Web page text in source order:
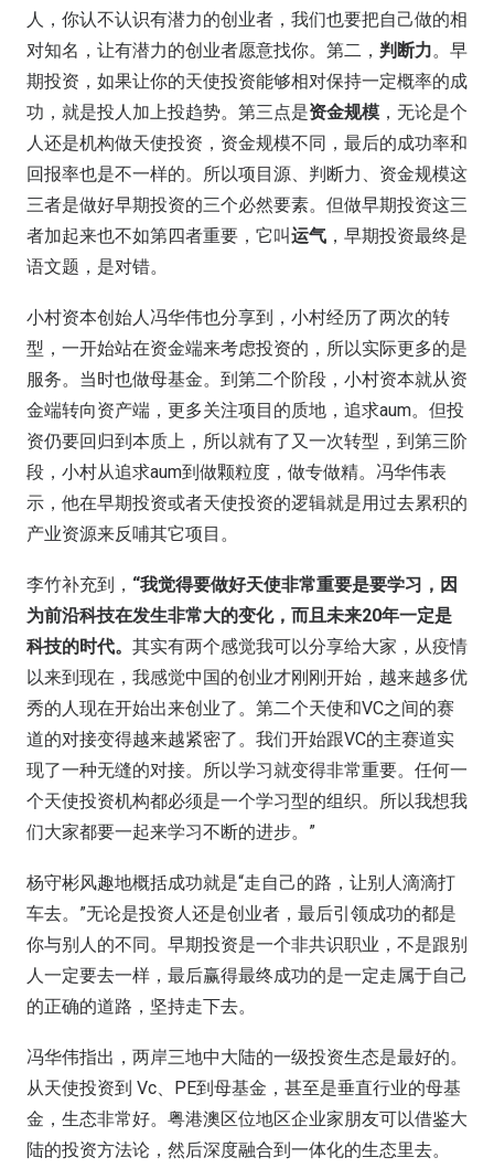
人，你认不认识有潜力的创业者，我们也要把自己做的相
对知名，让有潜力的创业者愿意找你。第二， 判断力。早
期投资，如果让你的天使投资能够相对保持一定概率的成
功，就是投人加上投趋势。第三点是资金规模 ，无论是个
人还是机构做天使投资，资金规模不同，最后的成功率和
回报率也是不一样的。所以项目源、判断力、资金规模这
三者是做好早期投资的三个必然要素。但做早期投资这三
者加起来也不如第四者重要，它叫运气 ，早期投资最终是
语文题，是对错。
小村资本创始人冯华伟也分享到，小村经历了两次的转
型，一开始站在资金端来考虑投资的，所以实际更多的是
服务。当时也做母基金。到第二个阶段，小村资本就从资
金端转向资产端，更多关注项目的质地，追求aum。但投
资仍要回归到本质上，所以就有了又一次转型，到第三阶
段，小村从追求aum到做颗粒度，做专做精。冯华伟表
示，他在早期投资或者天使投资的逻辑就是用过去累积的
产业资源来反哺其它项目。
李竹补充到， “我觉得要做好天使非常重要是要学习，因
为前沿科技在发生非常大的变化，而且未来20年一定是
科技的时代。 其实有两个感觉我可以分享给大家，从疫情
以来到现在，我感觉中国的创业才刚刚开始，越来越多优
秀的人现在开始出来创业了。第二个天使和VC之间的赛
道的对接变得越来越紧密了。我们开始跟VC的主赛道实
现了一种无缝的对接。所以学习就变得非常重要。任何一
个天使投资机构都必须是一个学习型的组织。所以我想我
们大家都要一起来学习不断的进步。”
杨守彬风趣地概括成功就是“走自己的路，让别人滴滴打
车去。”无论是投资人还是创业者，最后引领成功的都是
你与别人的不同。早期投资是一个非共识职业，不是跟别
人一定要去一样，最后赢得最终成功的是一定走属于自己
的正确的道路，坚持走下去。
冯华伟指出，两岸三地中大陆的一级投资生态是最好的。
从天使投资到 Vc、PE到母基金，甚至是垂直行业的母基
金，生态非常好。粤港澳区位地区企业家朋友可以借鉴大
陆的投资方法论，然后深度融合到一体化的生态里去。